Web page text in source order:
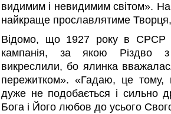
видимим і невидимим світом».
найкраще прославлятиме
Відомо, що 1927 року в СРСР
кампанія, за якою Різдво з
викреслили, бо ялинка
пережитком». «Гадаю, це
дуже не подобається і сильно
Бога і Його любов до усього